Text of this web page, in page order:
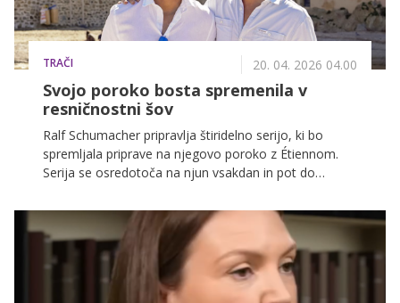
TRAČI 20. 04. 2026 04.00
Svojo poroko bosta spremenila v
resničnostni šov
Ralf Schumacher pripravlja štiridelno serijo, ki bo
spremljala priprave na njegovo poroko z Étiennom.
Serija se osredotoča na njun vsakdan in pot do